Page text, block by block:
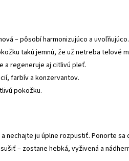
– pôsobí harmonizujúco a uvoľňujúco.
takú jemnú, že už netreba telové
a regeneruje aj citlivú pleť.
farbív a konzervantov.
pokožku.
a nechajte ju úplne rozpustiť. Ponorte sa
– zostane hebká, vyživená a